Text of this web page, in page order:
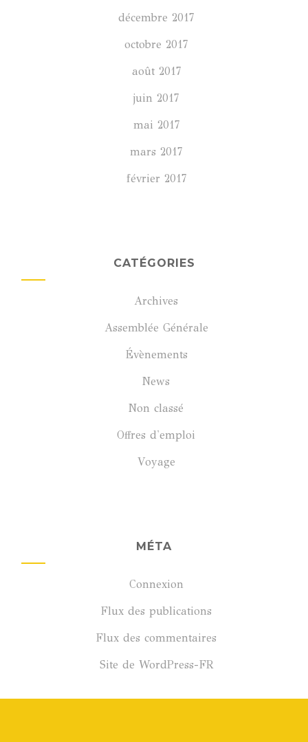
décembre 2017
octobre 2017
août 2017
juin 2017
mai 2017
mars 2017
février 2017
CATÉGORIES
Archives
Assemblée Générale
Évènements
News
Non classé
Offres d'emploi
Voyage
MÉTA
Connexion
Flux des publications
Flux des commentaires
Site de WordPress-FR